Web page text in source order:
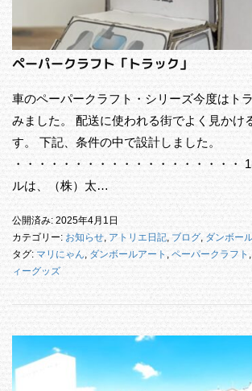
ペーパークラフト「トラック」
車のペーパークラフト・シリーズ今度はト
みました。 配送に使われる街でよく見かけ
す。 下記、条件の中で設計しました。
・・・・・・・・・・・・・・・・・・・
ルは、（株）太…
公開済み: 2025年4月1日
カテゴリー: お知らせ, アトリエ日記, ブログ, ダンボー
タグ: マリにゃん, ダンボールアート , ペーパークラフト ,
ィーグッズ